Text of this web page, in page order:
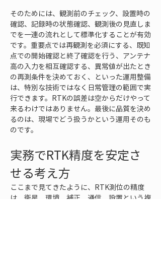
そのためには、観測前のチェック、設置時の
確認、記録時の状態確認、観測後の見直しま
でを一連の流れとして標準化することが有効
です。重要点では再観測を必須にする、既知
点での開始確認と終了確認を行う、アンテナ
高の入力を相互確認する、異常値が出たとき
の再測条件を決めておく、といった運用整備
は、特別な技術ではなく日常管理の範囲で実
行できます。RTKの誤差は空からだけやって
来るわけではありません。最後に品質を決め
るのは、現場でどう扱うかという運用そのも
のです。
実務でRTK精度を安定さ
せる考え方
ここまで見てきたように、RTK測位の精度
は、衛星、環境、補正、通信、設置という複